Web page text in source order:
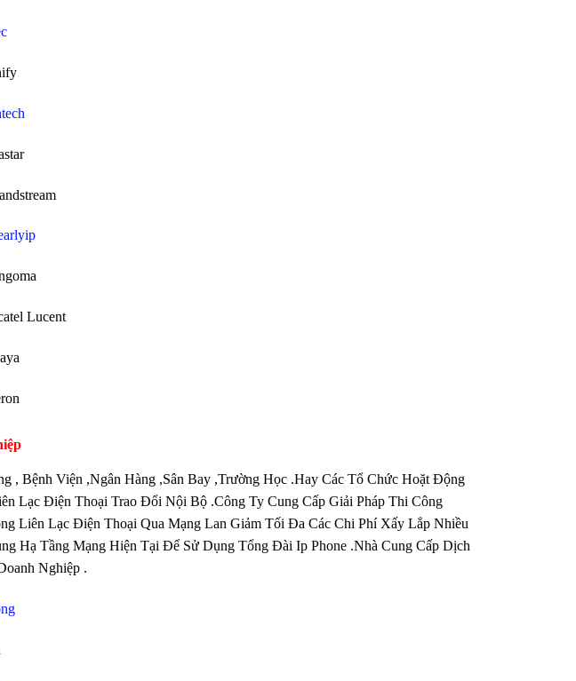
Lucent
, Bệnh Viện ,Ngân Hàng ,Sân Bay ,Trường Học .Hay Các Tổ Chức Hoặt Động
Lạc Điện Thoại Trao Đổi Nội Bộ .Công Ty Cung Cấp Giải Pháp Thi Công
Liên Lạc Điện Thoại Qua Mạng Lan Giảm Tối Đa Các Chi Phí Xấy Lắp Nhiều
Hạ Tầng Mạng Hiện Tại Để Sử Dụng Tổng Đài Ip Phone .Nhà Cung Cấp Dịch
Nghiệp .